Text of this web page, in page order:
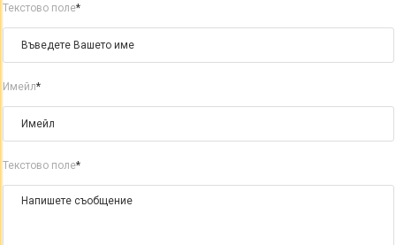
Текстово поле*
Имейл*
Текстово поле*